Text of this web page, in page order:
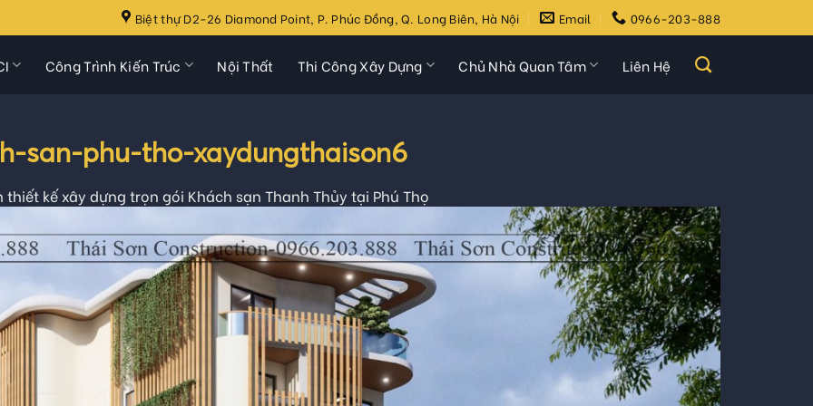
Biệt thự D2-26 Diamond Point, P. Phúc Đồng, Q. Long Biên, Hà Nội Email 0966-203-888
Công Trình Kiến Trúc Nội Thất Thi Công Xây Dựng Chủ Nhà Quan Tâm Liên Hệ
san-phu-tho-xaydungthaison6
thiết kế xây dựng trọn gói Khách sạn Thanh Thủy tại Phú Thọ